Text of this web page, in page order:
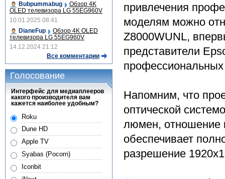
привлечения
моделям можно
Z8000WUNL,
представители
Напомним, что
оптической
люмен, отношение
обеспечивает
разрешение
Bubpummabug
Обзор 4K
OLED телевизора LG 55EG960V
10.01.2025 08:41
DianeFup
Обзор 4K OLED
телевизора LG 55EG960V
14.12.2024 21:12
Все комментарии
Голосование
Интерфейс для медиаплееров
какого производителя вам
кажется наиболее удобным?
Roku
Dune HD
Apple TV
Syabas (Pocorn)
Iconbit